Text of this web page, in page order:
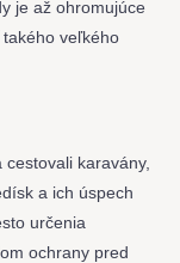
je až ohromujúce
veľkého
karavány,
a ich úspech
určenia
ochrany pred